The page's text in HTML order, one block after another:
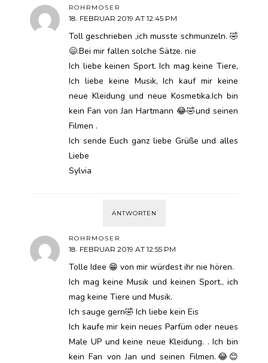
ROHRMOSER
18. FEBRUAR 2019 AT 12:45 PM
Toll geschrieben ,ich musste schmunzeln. 🤣
😄.Bei mir fallen solche Sätze. nie
Ich liebe keinen Sport. Ich mag keine Tiere,
Ich liebe keine Musik, Ich kauf mir keine
neue Kleidung und neue Kosmetika.Ich bin
kein Fan von Jan Hartmann 😂🤣und seinen
Filmen .
Ich sende Euch ganz liebe Grüße und alles
Liebe
Sylvia
ANTWORTEN
ROHRMOSER
18. FEBRUAR 2019 AT 12:55 PM
Tolle Idee 😁 von mir würdest ihr nie hören.
Ich mag keine Musik und keinen Sport., ich
mag keine Tiere und Musik.
Ich sauge gern🤣 Ich liebe kein Eis
Ich kaufe mir kein neues Parfüm oder neues
Male UP und keine neue Kleidung. . Ich bin
kein Fan von Jan und seinen Filmen.😂😊